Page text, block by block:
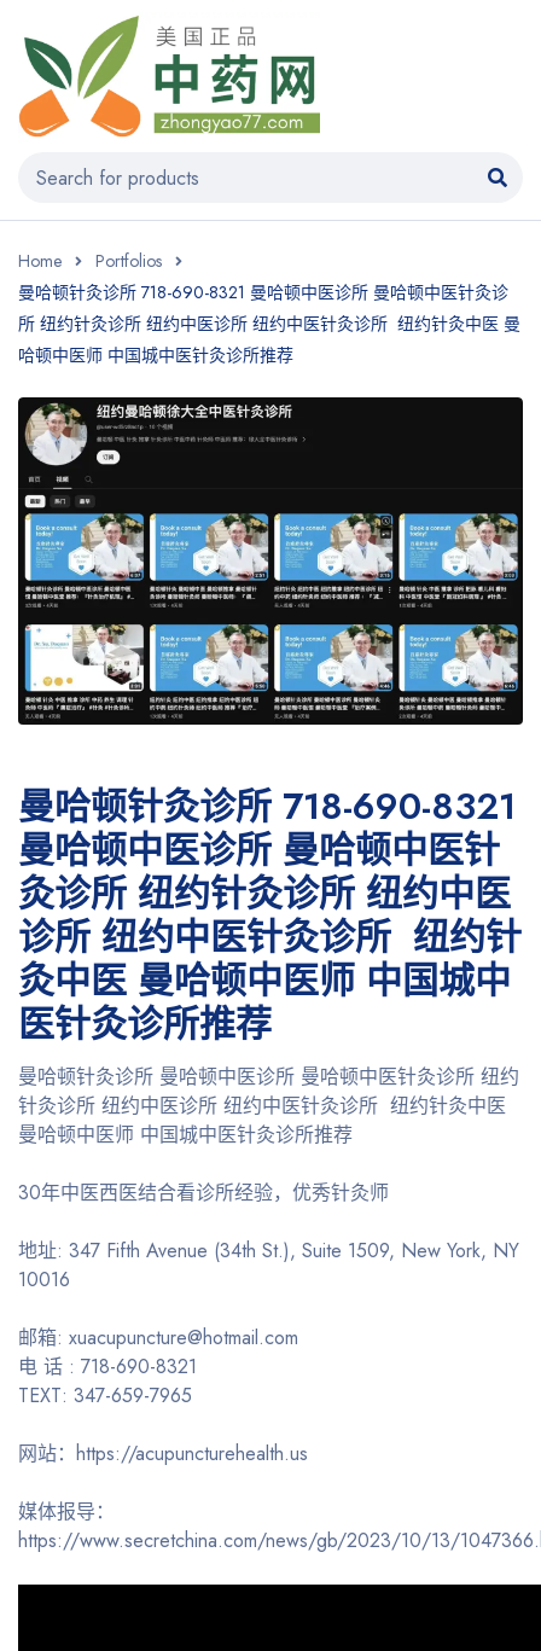
Home
Portfolios
曼哈顿针灸诊所 718-690-8321 曼哈顿中医诊所 曼哈顿中医针灸诊
所 纽约针灸诊所 纽约中医诊所 纽约中医针灸诊所 纽约针灸中医 曼
哈顿中医师 中国城中医针灸诊所推荐
曼哈顿针灸诊所 718-690-8321
曼哈顿中医诊所 曼哈顿中医针
灸诊所 纽约针灸诊所 纽约中医
诊所 纽约中医针灸诊所 纽约针
灸中医 曼哈顿中医师 中国城中
医针灸诊所推荐
曼哈顿针灸诊所 曼哈顿中医诊所 曼哈顿中医针灸诊所 纽约
针灸诊所 纽约中医诊所 纽约中医针灸诊所 纽约针灸中医
曼哈顿中医师 中国城中医针灸诊所推荐
30年中医西医结合看诊所经验，优秀针灸师
地址: 347 Fifth Avenue (34th St.), Suite 1509, New York, NY
10016
邮箱: xuacupuncture@hotmail.com
电 话 : 718-690-8321
TEXT: 347-659-7965
网站：https://acupuncturehealth.us
媒体报导：
https://www.secretchina.com/news/gb/2023/10/13/